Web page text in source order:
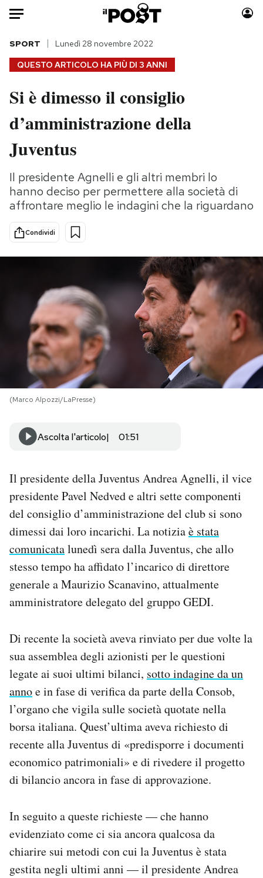
Auto
HOME
Italia
Politica
Tecnologia
Scienza
Cultura
Sport
Moda
Consumismi
Media
Europa
PODCAST
NEWSLETTER
I MIEI PREFERITI
SHOP
CALENDARIO
AREA PERSONALE
Newsletter
Notifiche mobile
Regala il Post
Hai bisogno di aiuto?
Esci
QUESTO ARTICOLO HA PIÙ DI 3 ANNI
SPORT Lunedì 28 novembre 2022
Si è dimesso il consiglio
d’amministrazione della
Juventus
Il presidente Agnelli e gli altri membri lo
hanno deciso per permettere alla società di
affrontare meglio le indagini che la riguardano
Condividi
(Marco Alpozzi/LaPresse)
Ascolta l'articolo 01:51
Il presidente della Juventus Andrea Agnelli, il vice
presidente Pavel Nedved e altri sette componenti
del consiglio d’amministrazione del club si sono
dimessi dai loro incarichi. La notiziaè stata
comunicatalunedì sera dalla Juventus, che allo
stesso tempo ha affidato l’incarico di direttore
generale a Maurizio Scanavino, attualmente
amministratore delegato del gruppo GEDI.
Di recente la società aveva rinviato per due volte la
sua assemblea degli azionisti per le questioni
legate ai suoi ultimi bilanci, sotto indagine da un
annoe in fase di verifica da parte della Consob,
l’organo che vigila sulle società quotate nella
borsa italiana. Quest’ultima aveva richiesto di
recente alla Juventus di «predisporre i documenti
economico patrimoniali» e di rivedere il progetto
di bilancio ancora in fase di approvazione.
In seguito a queste richieste — che hanno
evidenziato come ci sia ancora qualcosa da
chiarire sui metodi con cui la Juventus è stata
gestita negli ultimi anni — il presidente Andrea